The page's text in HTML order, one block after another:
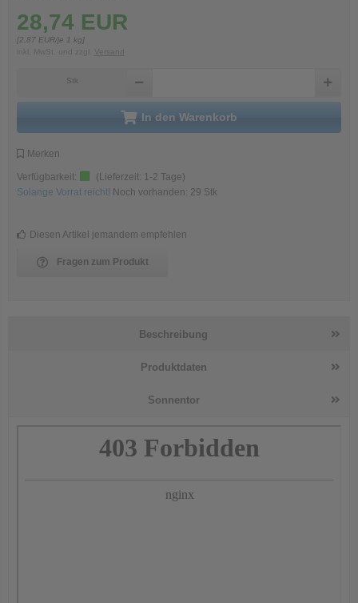
28,74 EUR
[2,87EUR/je 1 kg]
inkl. MwSt.
Stk
in den Warenkorb
Merken
Verfügbarkeit: (Lieferzeit: 1-2 Tage)
Solange Vorrat reicht! Noch vorhanden: 29 Stk
Diesen Artikel jemandem empfehlen
Fragen zum Produkt
Beschreibung
Produktdaten
Sonnentor